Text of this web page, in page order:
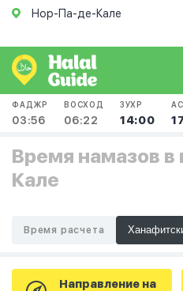
Нор-Па-де-Кале
ФАДЖР
03:56
ВОСХОД
06:22
ЗУХР
14:00
Время намазов
Кале
Время расчета
Направление на